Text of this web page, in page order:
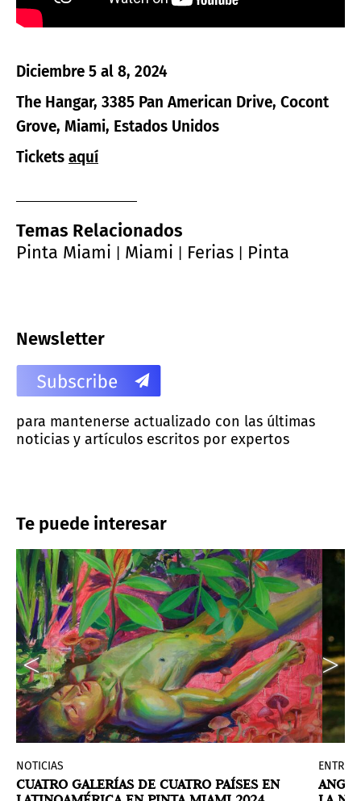
Diciembre 5 al 8, 2024
The Hangar, 3385 Pan American Drive, Cocont
Grove, Miami, Estados Unidos
Tickets aquí
Temas Relacionados
Pinta Miami
Miami Ferias Pinta
Newsletter
para mantenerse actualizado con las últimas
noticias y artículos escritos por expertos
Te puede interesar
NOTICIAS
CUATRO GALERÍAS DE CUATRO PAÍSES EN